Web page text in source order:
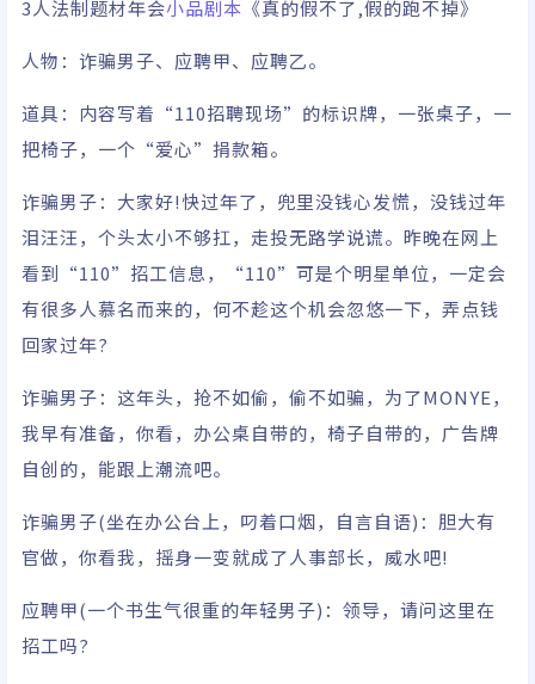
3人法制题材年会小品剧本 《真的假不了,假的跑不掉》
人物：诈骗男子、应聘甲、应聘乙。
道具：内容写着“110招聘现场”的标识牌，一张桌子，一
把椅子，一个“爱心”捐款箱。
诈骗男子：大家好!快过年了，兜里没钱心发慌，没钱过年
泪汪汪，个头太小不够扛，走投无路学说谎。昨晚在网上
看到“110”招工信息，“110”可是个明星单位，一定会
有很多人慕名而来的， 何不趁这个机会忽悠一下，弄点钱
回家过年?
诈骗男子：这年头，抢不如偷， 偷不如骗，为了MONYE，
我早有准备，你看，办公桌自带的，椅子自带的，广告牌
自创的，能跟上潮流吧。
诈骗男子(坐在办公台上，叼着口烟，自言自语)：胆大有
官做，你看我，摇身一变就成了人事部长，威水吧!
应聘甲(一个书生气很重的年轻男子)：领导，请问这里在
招工吗?